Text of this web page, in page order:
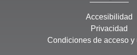
Accesibilidad
Privacidad
Condiciones de acceso y